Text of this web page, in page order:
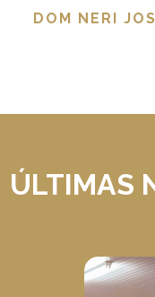
DOM NERI
ÚLTIMAS